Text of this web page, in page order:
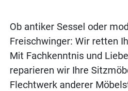
Ob antiker Sessel oder
Freischwinger: Wir retten
Mit Fachkenntnis und
reparieren wir Ihre
Flechtwerk anderer